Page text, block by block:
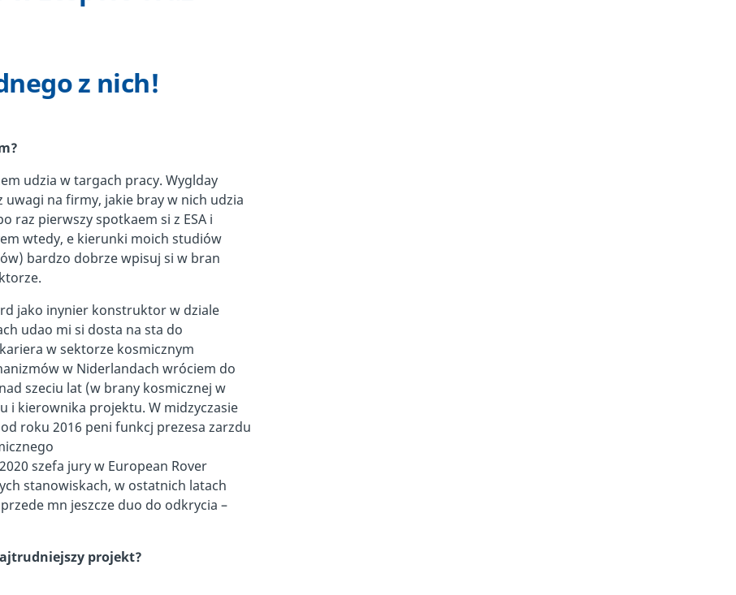
z nich!
udzia w targach pracy. Wyglday
na firmy, jakie bray w nich udzia
raz pierwszy spotkaem si z ESA i
wtedy, e kierunki moich studiów
bardzo dobrze wpisuj si w bran
jako inynier konstruktor w dziale
udao mi si dosta na sta do
w sektorze kosmicznym
w Niderlandach wróciem do
szeciu lat (w brany kosmicznej w
i kierownika projektu. W midzyczasie
roku 2016 peni funkcj prezesa zarzdu
szefa jury w European Rover
stanowiskach, w ostatnich latach
mn jeszcze duo do odkrycia –
projekt?